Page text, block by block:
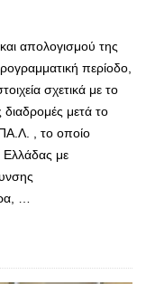
απολογισμού της
περίοδο,
σχετικά με το
μετά το
, το οποίο
Ελλάδας με
…